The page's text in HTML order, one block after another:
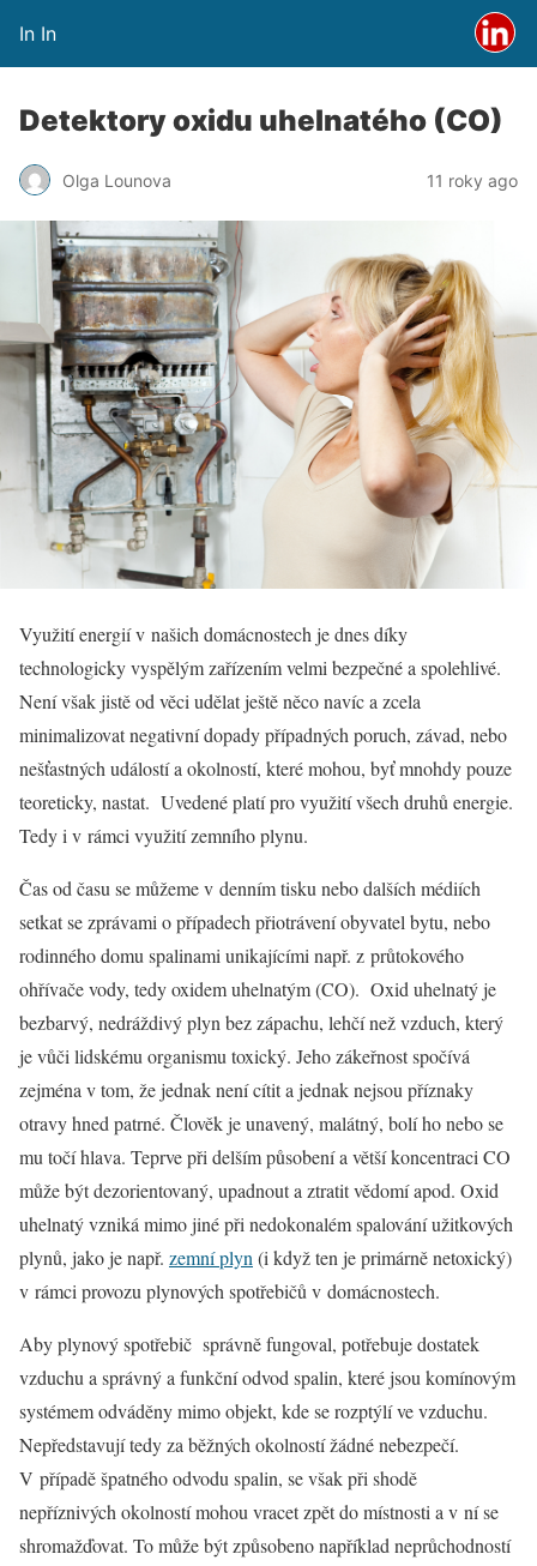
In In
Detektory oxidu uhelnatého (CO)
Olga Lounova 11 roky ago
Využití energií v našich domácnostech je dnes díky
technologicky vyspělým zařízením velmi bezpečné a spolehlivé.
Není však jistě od věci udělat ještě něco navíc a zcela
minimalizovat negativní dopady případných poruch, závad, nebo
nešťastných událostí a okolností, které mohou, byť mnohdy pouze
teoreticky, nastat. Uvedené platí pro využití všech druhů energie.
Tedy i v rámci využití zemního plynu.
Čas od času se můžeme v denním tisku nebo dalších médiích
setkat se zprávami o případech přiotrávení obyvatel bytu, nebo
rodinného domu spalinami unikajícími např. z průtokového
ohřívače vody, tedy oxidem uhelnatým (CO). Oxid uhelnatý je
bezbarvý, nedráždivý plyn bez zápachu, lehčí než vzduch, který
je vůči lidskému organismu toxický. Jeho zákeřnost spočívá
zejména v tom, že jednak není cítit a jednak nejsou příznaky
otravy hned patrné. Člověk je unavený, malátný, bolí ho nebo se
mu točí hlava. Teprve při delším působení a větší koncentraci CO
může být dezorientovaný, upadnout a ztratit vědomí apod. Oxid
uhelnatý vzniká mimo jiné při nedokonalém spalování užitkových
plynů, jako je např. zemní plyn (i když ten je primárně netoxický)
v rámci provozu plynových spotřebičů v domácnostech.
Aby plynový spotřebič správně fungoval, potřebuje dostatek
vzduchu a správný a funkční odvod spalin, které jsou komínovým
systémem odváděny mimo objekt, kde se rozptýlí ve vzduchu.
Nepředstavují tedy za běžných okolností žádné nebezpečí.
V případě špatného odvodu spalin, se však při shodě
nepříznivých okolností mohou vracet zpět do místnosti a v ní se
shromažďovat. To může být způsobeno například neprůchodností